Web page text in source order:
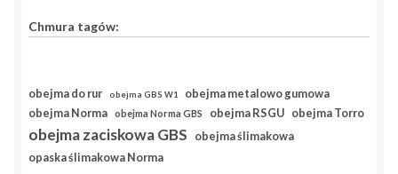
Chmura tagów:
obejma do rur obejma GBS W1 obejma metalowo gumowa
obejma Norma obejma Norma GBS obejma RSGU obejma Torro
obejma zaciskowa GBS
obejma ślimakowa
opaska ślimakowa Norma